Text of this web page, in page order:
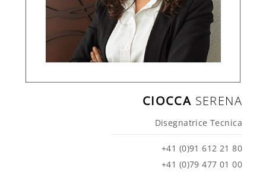
CIOCCA SERENA
Disegnatrice Tecnica
+41 (0)91 612 21 80
+41 (0)79 477 01 00